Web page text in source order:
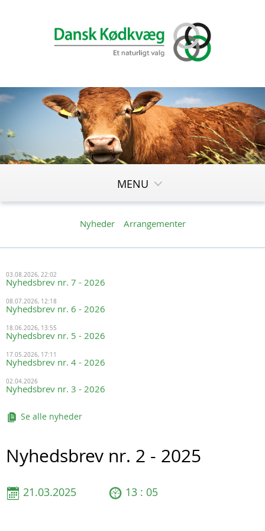
MENU
Nyheder Arrangementer
03.08.2026, 22:02
Nyhedsbrev nr. 7 - 2026
08.07.2026, 12:18
Nyhedsbrev nr. 6 - 2026
18.06.2026, 13:55
Nyhedsbrev nr. 5 - 2026
17.05.2026, 17:11
Nyhedsbrev nr. 4 - 2026
02.04.2026
Nyhedsbrev nr. 3 - 2026
Se alle nyheder
Nyhedsbrev nr. 2 - 2025
21.03.2025 13 : 05